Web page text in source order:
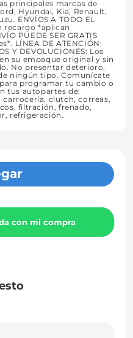
principales marcas de
Hyundai, Kia, Renault,
ENVÍOS A TODO EL
recargo *aplican
PUEDE SER GRATIS
LÍNEA DE ATENCIÓN:
Y DEVOLUCIONES: Los
su empaque original y sin
No presentar deterioro,
ningún tipo. Comunícate
programar tu cambio o
tus autopartes de:
clutch, correas,
filtración, frenado,
refrigeración.
con mi compra